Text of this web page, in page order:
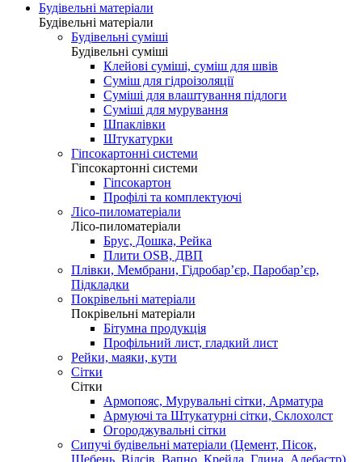
Будівельні матеріали
Будівельні матеріали
Будівельні суміші
Будівельні суміші
Клейові суміші, суміш для швів
Суміш для гідроізоляції
Суміші для влаштування підлоги
Суміші для мурування
Шпаклівки
Штукатурки
Гіпсокартонні системи
Гіпсокартонні системи
Гіпсокартон
Профілі та комплектуючі
Лісо-пиломатеріали
Лісо-пиломатеріали
Брус, Дошка, Рейка
Плити OSB, ДВП
Плівки, Мембрани, Гідробар’єр, Паробар’єр,
Підкладки
Покрівельні матеріали
Покрівельні матеріали
Бітумна продукція
Профільний лист, гладкий лист
Рейки, маяки, кути
Сітки
Сітки
Армопояс, Мурувальні сітки, Арматура
Армуючі та Штукатурні сітки, Склохолст
Огороджувальні сітки
Сипучі будівельні матеріали (Цемент, Пісок,
Щебень, Відсів, Вапно, Крейда, Глина, Алебастр)